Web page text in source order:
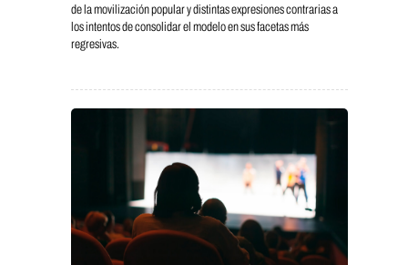
de la movilización popular y distintas expresiones contrarias a
los intentos de consolidar el modelo en sus facetas más
regresivas.